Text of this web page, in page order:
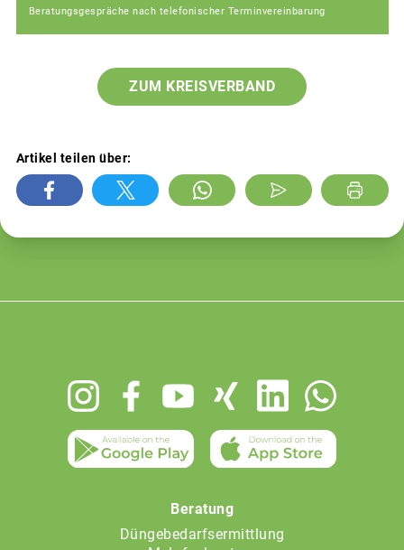
Beratungsgespräche nach telefonischer Terminvereinbarung
ZUM KREISVERBAND
Artikel teilen über:
Beratung
Düngebedarfsermittlung